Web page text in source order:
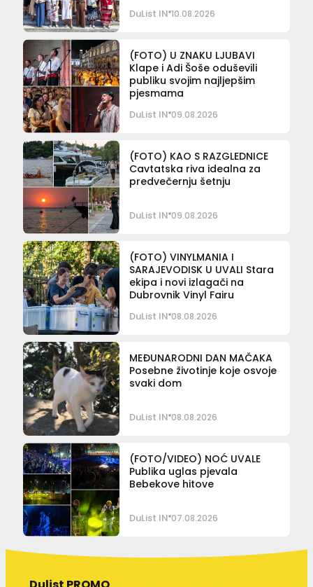
DuList IN 10.08.2026
(FOTO) U ZNAKU LJUBAVI
Klape i Adi Šoše oduševili
publiku svojim najljepšim
pjesmama
DuList IN 09.08.2026
(FOTO) KAO S RAZGLEDNICE
Cavtatska riva idealna za
predvečernju šetnju
DuList IN 09.08.2026
(FOTO) VINYLMANIA I
SARAJEVODISK U UVALI Stara
ekipa i novi izlagači na
Dubrovnik Vinyl Fairu
DuList IN 08.08.2026
MEĐUNARODNI DAN MAČAKA
Posebne životinje koje osvoje
svaki dom
DuList IN 08.08.2026
(FOTO/VIDEO) NOĆ UVALE
Publika uglas pjevala
Bebekove hitove
DuList IN 07.08.2026